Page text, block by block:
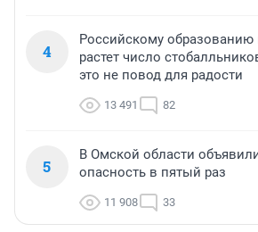
4
Российскому образованию
растет число
это не повод для радости
13 491 82
5
В Омской области
опасность в пятый раз
11 908 33